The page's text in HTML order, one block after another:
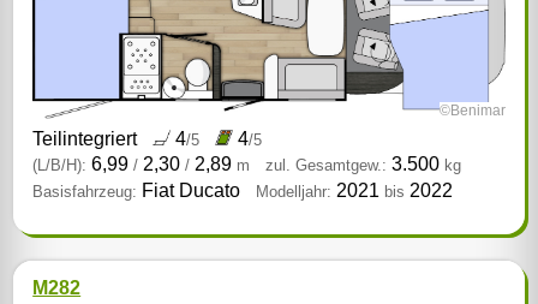
©Benimar
Teilintegriert 4/5 4/5
(L/B/H): 6,99/ 2,30/ 2,89 m zul. Gesamtgew.: 3.500kg
Basisfahrzeug: Fiat Ducato Modelljahr: 2021 bis 2022
M282